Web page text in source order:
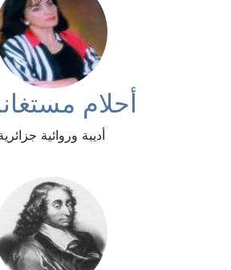
أحلام
أديبة وروائية